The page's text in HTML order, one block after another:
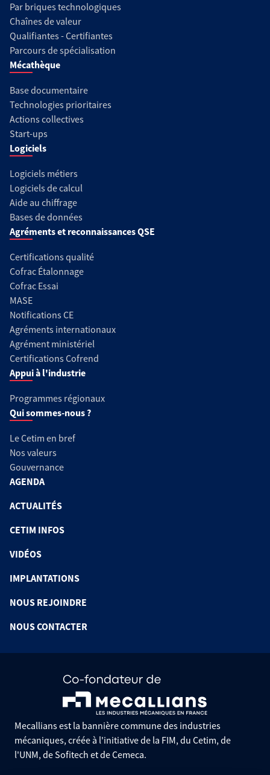
Par briques technologiques
Chaînes de valeur
Qualifiantes - Certifiantes
Parcours de spécialisation
Mécathèque
Base documentaire
Technologies prioritaires
Actions collectives
Start-ups
Logiciels
Logiciels métiers
Logiciels de calcul
Aide au chiffrage
Bases de données
Agréments et reconnaissances QSE
Certifications qualité
Cofrac Étalonnage
Cofrac Essai
MASE
Notifications CE
Agréments internationaux
Agrément ministériel
Certifications Cofrend
Appui à l'industrie
Programmes régionaux
Qui sommes-nous ?
Le Cetim en bref
Nos valeurs
Gouvernance
AGENDA
ACTUALITÉS
CETIM INFOS
VIDÉOS
IMPLANTATIONS
NOUS REJOINDRE
NOUS CONTACTER
Mecallians est la bannière commune des industries
mécaniques, créée à l'initiative de la FIM, du Cetim, de
l'UNM, de Sofitech et de Cemeca.